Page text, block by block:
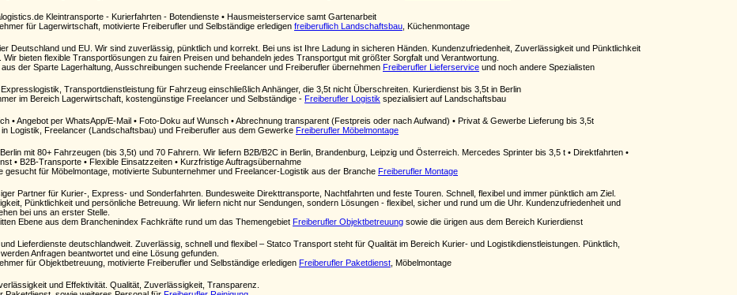
Kleintransporte - Kurierfahrten - Botendienste • Hausmeisterservice samt Gartenarbeit
für Lagerwirtschaft, motivierte Freiberufler und Selbständige erledigen freiberuflich Landschaftsbau , Küchenmontage
Deutschland und EU. Wir sind zuverlässig, pünktlich und korrekt. Bei uns ist Ihre Ladung in sicheren Händen. Kundenzufriedenheit, Zuverlässigkeit und Pünktlichkeit
bieten flexible Transportlösungen zu fairen Preisen und behandeln jedes Transportgut mit größter Sorgfalt und Verantwortung.
der Sparte Lagerhaltung, Ausschreibungen suchende Freelancer und Freiberufler übernehmen Freiberufler Lieferservice und noch andere Spezialisten
Transportdienstleistung für Fahrzeug einschließlich Anhänger, die 3,5t nicht Überschreiten. Kurierdienst bis 3,5t in Berlin
im Bereich Lagerwirtschaft, kostengünstige Freelancer und Selbständige - Freiberufler Logistik spezialisiert auf Landschaftsbau
• Angebot per WhatsApp/E-Mail • Foto-Doku auf Wunsch • Abrechnung transparent (Festpreis oder nach Aufwand) • Privat & Gewerbe Lieferung bis 3,5t
Logistik, Freelancer (Landschaftsbau) und Freiberufler aus dem Gewerke Freiberufler Möbelmontage
mit 80+ Fahrzeugen (bis 3,5t) und 70 Fahrern. Wir liefern B2B/B2C in Berlin, Brandenburg, Leipzig und Österreich. Mercedes Sprinter bis 3,5 t • Direktfahrten •
• B2B-Transporte • Flexible Einsatzzeiten • Kurzfristige Auftragsübernahme
gesucht für Möbelmontage, motivierte Subunternehmer und Freelancer-Logistik aus der Branche Freiberufler Montage
Partner für Kurier-, Express- und Sonderfahrten. Bundesweite Direkttransporte, Nachtfahrten und feste Touren. Schnell, flexibel und immer pünktlich am Ziel.
Pünktlichkeit und persönliche Betreuung. Wir liefern nicht nur Sendungen, sondern Lösungen - flexibel, sicher und rund um die Uhr. Kundenzufriedenheit und
bei uns an erster Stelle.
Ebene aus dem Branchenindex Fachkräfte rund um das Themengebiet Freiberufler Objektbetreuung sowie die ürigen aus dem Bereich Kurierdienst
Lieferdienste deutschlandweit. Zuverlässig, schnell und flexibel – Statco Transport steht für Qualität im Bereich Kurier- und Logistikdienstleistungen. Pünktlich,
Anfragen beantwortet und eine Lösung gefunden.
für Objektbetreuung, motivierte Freiberufler und Selbständige erledigen Freiberufler Paketdienst , Möbelmontage
und Effektivität. Qualität, Zuverlässigkeit, Transparenz.